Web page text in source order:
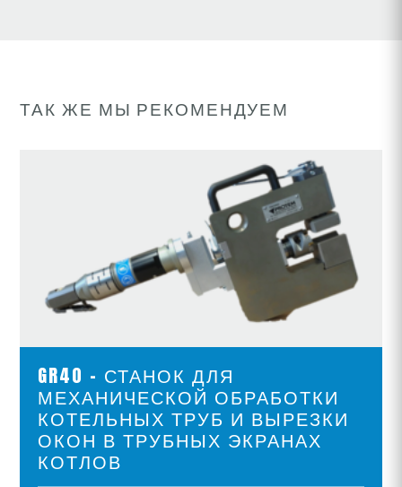
ТАК ЖЕ МЫ РЕКОМЕНДУЕМ
GR40 - СТАНОК ДЛЯ
МЕХАНИЧЕСКОЙ ОБРАБОТКИ
КОТЕЛЬНЫХ ТРУБ И ВЫРЕЗКИ
ОКОН В ТРУБНЫХ ЭКРАНАХ
КОТЛОВ
ПРОСМОТР ПРОДУКТОВ